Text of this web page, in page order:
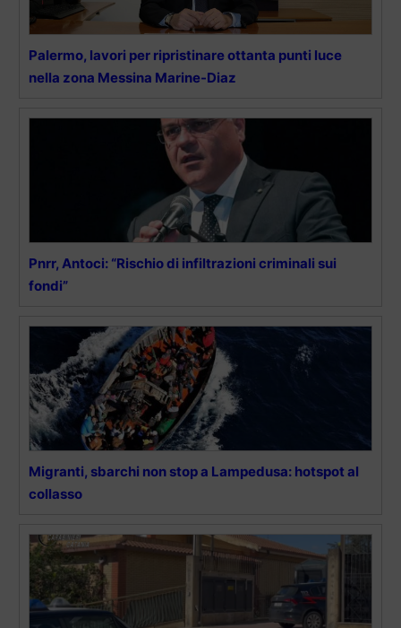
Palermo, lavori per ripristinare ottanta punti luce
nella zona Messina Marine-Diaz
Pnrr, Antoci: “Rischio di infiltrazioni criminali sui
fondi”
Migranti, sbarchi non stop a Lampedusa: hotspot al
collasso